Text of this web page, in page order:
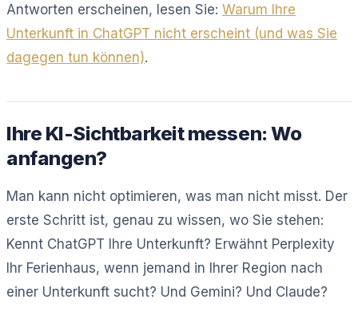
Antworten erscheinen, lesen Sie: Warum Ihre
Unterkunft in ChatGPT nicht erscheint (und was Sie
dagegen tun können).
Ihre KI-Sichtbarkeit messen: Wo
anfangen?
Man kann nicht optimieren, was man nicht misst. Der
erste Schritt ist, genau zu wissen, wo Sie stehen:
Kennt ChatGPT Ihre Unterkunft? Erwähnt Perplexity
Ihr Ferienhaus, wenn jemand in Ihrer Region nach
einer Unterkunft sucht? Und Gemini? Und Claude?